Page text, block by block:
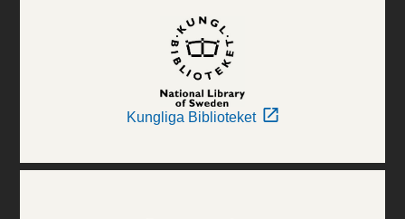
Kungliga Biblioteket